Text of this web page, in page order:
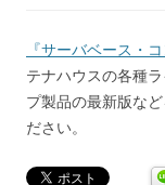
『サーバベース・
テナハウスの各種
プ製品の最新版な
ださい。